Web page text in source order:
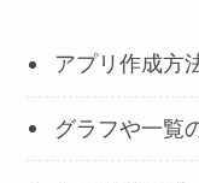
アプリ作成方
グラフや一覧